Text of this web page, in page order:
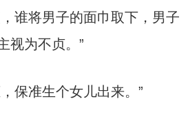
将男子的面巾取下，男子
视为不贞。”
保准生个女儿出来。”